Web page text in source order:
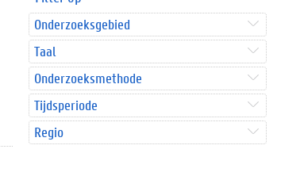
Onderzoeksgebied
Taal
Onderzoeksmethode
Tijdsperiode
Regio